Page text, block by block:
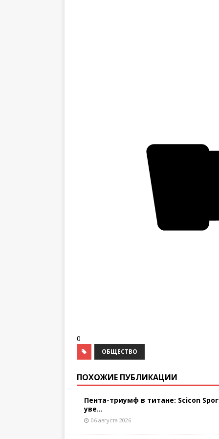
0
ОБЩЕСТВО
ПОХОЖИЕ ПУБЛИКАЦИИ
Пента-триумф в титане: Scicon
уве...
06 августа 2026